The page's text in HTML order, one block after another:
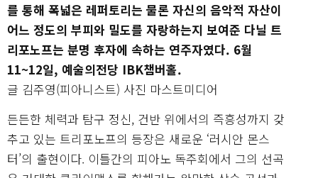
를 통해 폭넓은 레퍼토리는 물론 자신의 음악적 자산이
어느 정도의 부피와 밀도를 자랑하는지 보여준 다닐 트
리포노프는 분명 후자에 속하는 연주자였다. 6월
11~12일, 예술의전당 IBK챔버홀.
글 김주영(피아니스트) 사진 마스트미디어
든든한 체력과 탐구 정신, 건반 위에서의 즉흥성까지 갖
추고 있는 트리포노프의 등장은 새로운 ‘러시안 몬스
터’의 출현이다. 이틀간의 피아노 독주회에서 그의 선곡